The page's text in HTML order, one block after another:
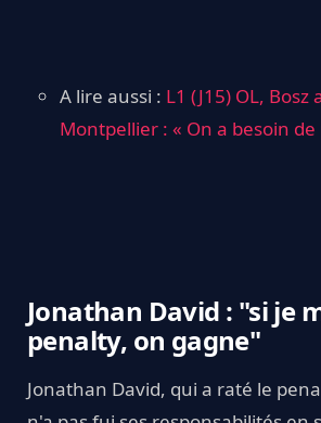
A lire aussi : L1 (J15) OL, Bosz
Montpellier : « On a besoin de
Jonathan David : "si je
penalty, on gagne"
Jonathan David, qui a raté le